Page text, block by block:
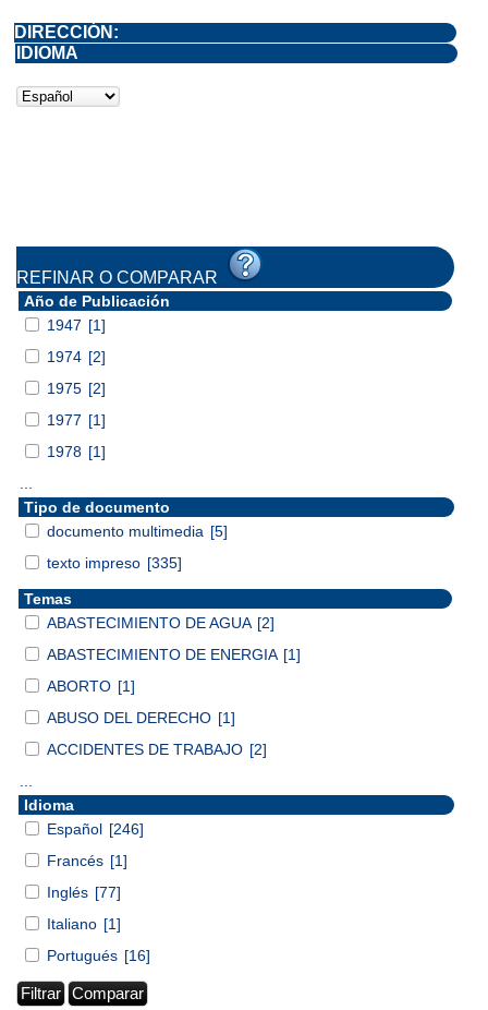
DIRECCIÓN:
IDIOMA
REFINAR O COMPARAR
Año de Publicación
1947 [1]
1974 [2]
1975 [2]
1977 [1]
1978 [1]
Tipo de documento
documento multimedia [5]
texto impreso [335]
Temas
ABASTECIMIENTO DE AGUA [2]
ABASTECIMIENTO DE ENERGIA [1]
ABORTO [1]
ABUSO DEL DERECHO [1]
ACCIDENTES DE TRABAJO [2]
Idioma
Español [246]
Francés [1]
Inglés [77]
Italiano [1]
Portugués [16]